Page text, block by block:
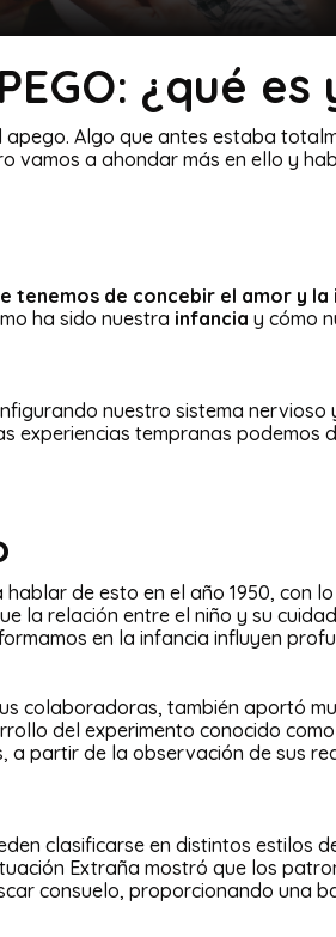
¿qué
Algo que antes estaba
vamos a ahondar más en ello y
tenemos de concebir el amor y la
ha sido nuestra infancia y cómo
nuestro sistema
experiencias tempranas podemos
hablar de esto en el año 1950, con
la relación entre el niño y su
en la infancia influyen
colaboradoras, también aportó
del experimento conocido
partir de la observación de sus
clasificarse en distintos estilos
Extraña mostró que los
consuelo, proporcionando una